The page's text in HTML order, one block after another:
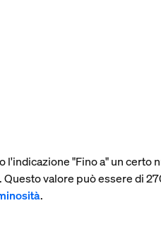
"Fino a" un
valore può essere di
.